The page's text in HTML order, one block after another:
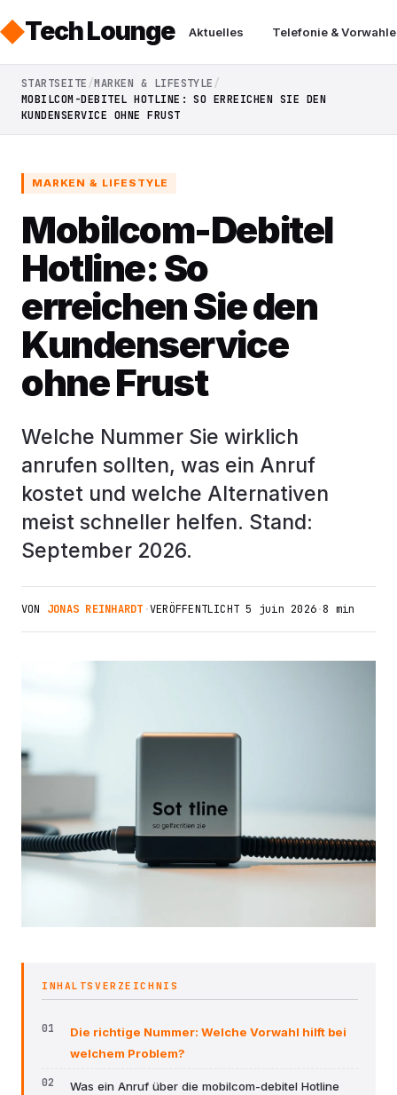
Tech Lounge Aktuelles Telefonie &
STARTSEITE MARKEN & LIFESTYLE
MOBILCOM-DEBITEL HOTLINE: SO ERREICHEN SIE DEN
KUNDENSERVICE OHNE FRUST
MARKEN & LIFESTYLE
Mobilcom-Debitel
Hotline: So
erreichen Sie den
Kundenservice
ohne Frust
Welche Nummer Sie wirklich
anrufen sollten, was ein Anruf
kostet und welche Alternativen
meist schneller helfen. Stand:
September 2026.
VON JONAS REINHARDT ·VERÖFFENTLICHT5 juin 2026·8 min
INHALTSVERZEICHNIS
Die richtige Nummer: Welche Vorwahl hilft bei
welchem Problem?
Was ein Anruf über die mobilcom-debitel Hotline